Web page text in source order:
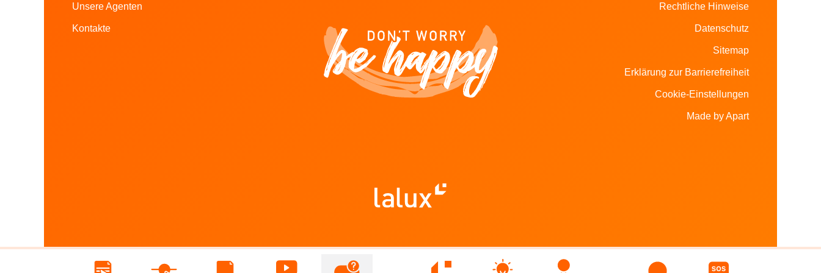
Unsere Agenten
Kontakte
Rechtliche Hinweise
Datenschutz
Sitemap
Erklärung zur Barrierefreiheit
Cookie-Einstellungen
Made by Apart